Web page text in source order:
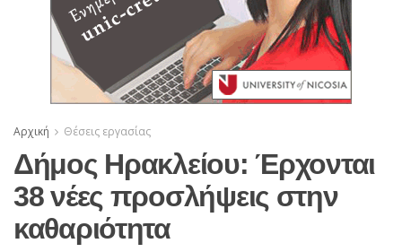
Αρχική Θέσεις εργασίας
Δήμος Ηρακλείου: Έρχονται
38 νέες προσλήψεις στην
καθαριότητα